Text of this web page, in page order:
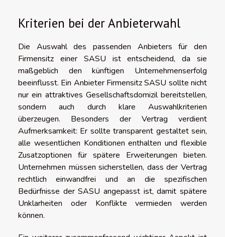
Kriterien bei der Anbieterwahl
Die Auswahl des passenden Anbieters für den
Firmensitz einer SASU ist entscheidend, da sie
maßgeblich den künftigen Unternehmenserfolg
beeinflusst. Ein Anbieter Firmensitz SASU sollte nicht
nur ein attraktives Gesellschaftsdomizil bereitstellen,
sondern auch durch klare Auswahlkriterien
überzeugen. Besonders der Vertrag verdient
Aufmerksamkeit: Er sollte transparent gestaltet sein,
alle wesentlichen Konditionen enthalten und flexible
Zusatzoptionen für spätere Erweiterungen bieten.
Unternehmen müssen sicherstellen, dass der Vertrag
rechtlich einwandfrei und an die spezifischen
Bedürfnisse der SASU angepasst ist, damit spätere
Unklarheiten oder Konflikte vermieden werden
können.